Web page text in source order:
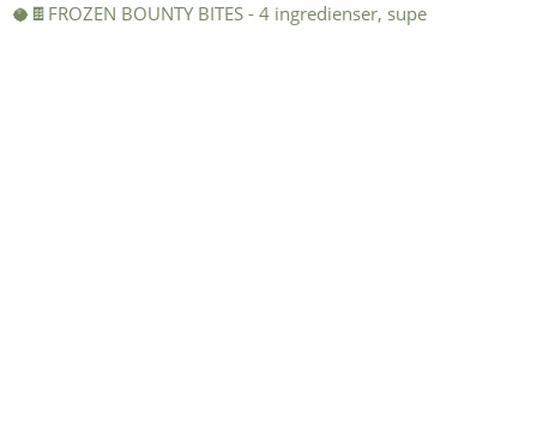
🥥🍫FROZEN BOUNTY BITES - 4 ingredienser, supe